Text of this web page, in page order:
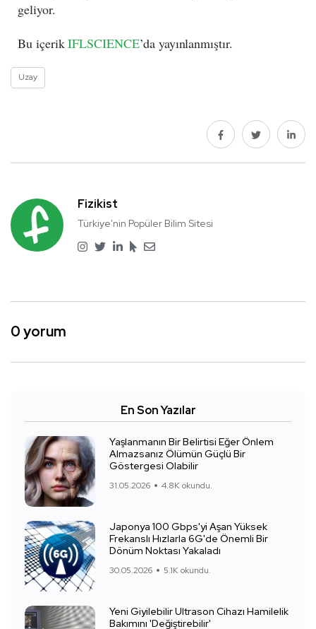
geliyor.
Bu içerikIFLSCIENCE’da yayınlanmıştır.
Uzay
Fizikist
Türkiye'nin Popüler Bilim Sitesi
0 yorum
En Son Yazılar
Yaşlanmanın Bir Belirtisi Eğer Önlem
Almazsanız Ölümün Güçlü Bir
Göstergesi Olabilir
31.05.2026 4.8K okundu.
Japonya 100 Gbps'yi Aşan Yüksek
Frekanslı Hızlarla 6G'de Önemli Bir
Dönüm Noktası Yakaladı
30.05.2026 5.1K okundu.
Yeni Giyilebilir Ultrason Cihazı Hamilelik
Bakımını 'Değiştirebilir'